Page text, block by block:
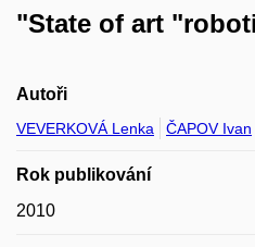
"State of art
Autoři
VEVERKOVÁ Lenka ČAPOV Ivan
Rok publikování
2010